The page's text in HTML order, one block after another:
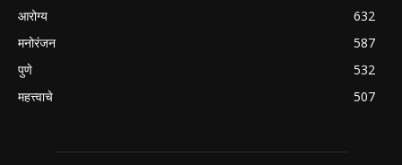
आरोग्य
632
मनोरंजन
587
पुणे
532
महत्त्वाचे
507